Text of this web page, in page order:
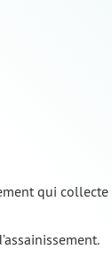
qui